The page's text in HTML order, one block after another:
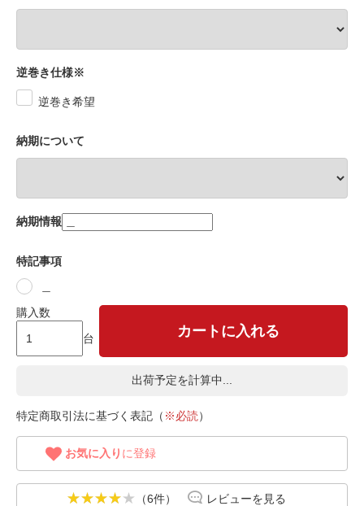
逆巻き仕様※
逆巻き希望
納期について
納期情報
特記事項
購入数
台
カートに入れる
出荷予定を計算中...
特定商取引法に基づく表記（ ※必読）
お気に入り に登録
（6件） レビューを見る